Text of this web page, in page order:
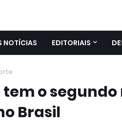
NOTÍCIAS EDITORIAIS
o
Brasil